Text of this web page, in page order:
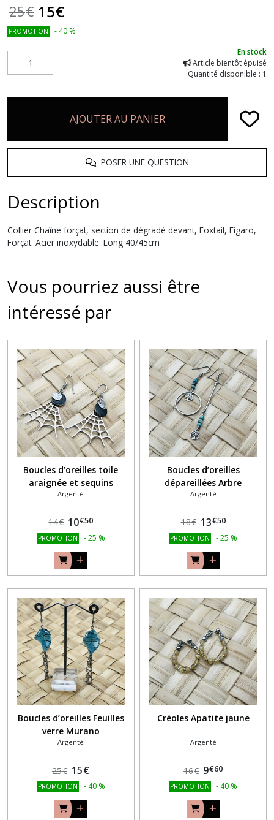
25€ 15€
PROMOTION - 40 %
En stock
Article bientôt épuisé
Quantité disponible : 1
AJOUTER AU PANIER
POSER UNE QUESTION
Description
Collier Chaîne forçat, section de dégradé devant, Foxtail, Figaro,
Forçat. Acier inoxydable. Long 40/45cm
Vous pourriez aussi être
intéressé par
Boucles d’oreilles toile
araignée et sequins
Argenté
14€ 10€50
PROMOTION -25 %
Boucles d’oreilles
dépareillées Arbre
vie/Turquoise
Argenté
18€ 13€50
PROMOTION -25 %
Boucles d’oreilles Feuilles
verre Murano
Argenté
25€ 15€
PROMOTION - 40 %
Créoles Apatite jaune
Argenté
16€ 9€60
PROMOTION - 40 %